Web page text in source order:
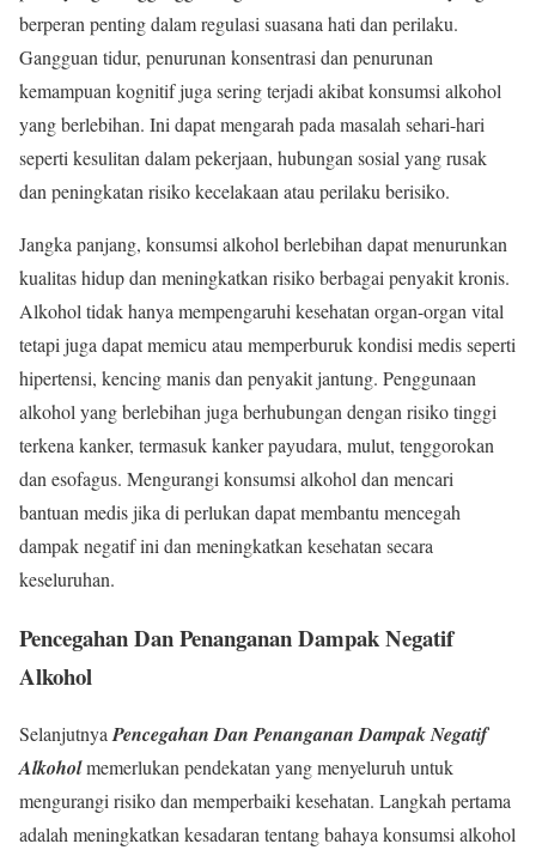
berperan penting dalam regulasi suasana hati dan perilaku.
Gangguan tidur, penurunan konsentrasi dan penurunan
kemampuan kognitif juga sering terjadi akibat konsumsi alkohol
yang berlebihan. Ini dapat mengarah pada masalah sehari-hari
seperti kesulitan dalam pekerjaan, hubungan sosial yang rusak
dan peningkatan risiko kecelakaan atau perilaku berisiko.
Jangka panjang, konsumsi alkohol berlebihan dapat menurunkan
kualitas hidup dan meningkatkan risiko berbagai penyakit kronis.
Alkohol tidak hanya mempengaruhi kesehatan organ-organ vital
tetapi juga dapat memicu atau memperburuk kondisi medis seperti
hipertensi, kencing manis dan penyakit jantung. Penggunaan
alkohol yang berlebihan juga berhubungan dengan risiko tinggi
terkena kanker, termasuk kanker payudara, mulut, tenggorokan
dan esofagus. Mengurangi konsumsi alkohol dan mencari
bantuan medis jika di perlukan dapat membantu mencegah
dampak negatif ini dan meningkatkan kesehatan secara
keseluruhan.
Pencegahan Dan Penanganan Dampak Negatif
Alkohol
SelanjutnyaPencegahan Dan Penanganan Dampak Negatif
Alkoholmemerlukan pendekatan yang menyeluruh untuk
mengurangi risiko dan memperbaiki kesehatan. Langkah pertama
adalah meningkatkan kesadaran tentang bahaya konsumsi alkohol